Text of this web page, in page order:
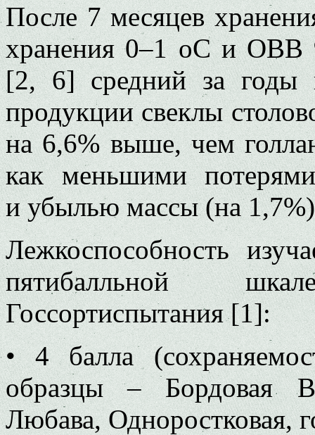
После 7 месяцев
хранения 0–1 оС и ОВВ
[2, 6] средний за годы
продукции свеклы
на 6,6% выше, чем
как меньшими
и убылью массы (на
Лежкоспособность
пятибалльной
Госсортиспытания [1]:
• 4 балла
образцы – Бордовая
Любава, Одноростковая,